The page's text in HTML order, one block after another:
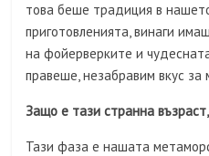
това беше традиция в
приготовленията, винаги
на фойерверките и
правеше, незабравим вкус за
Защо е тази странна
Тази фаза е нашата